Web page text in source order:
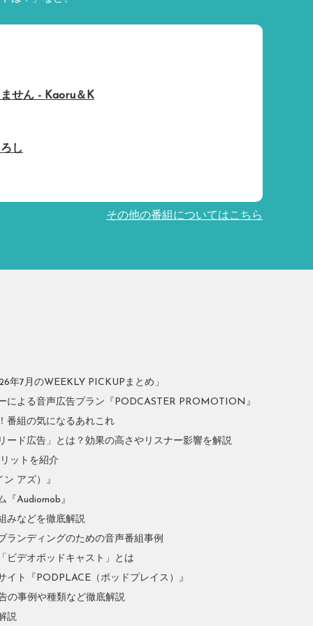
せん - Kaoru＆K
し
その他の番組についてはこちら
年7月のWEEKLY PICKUPまとめ」
による音声広告プラン『PODCASTER PROMOTION』
番組の気になるあれこれ
ード広告」とは？効果の高さやリスナー影響を解説
ットを紹介
アズ）』
『Audiomob』
みなどを徹底解説
ランディングのための音声番組事例
ビデオポッドキャスト」とは
ト『PODPLACE（ポッドプレイス）』
の事例や種類など徹底解説
説